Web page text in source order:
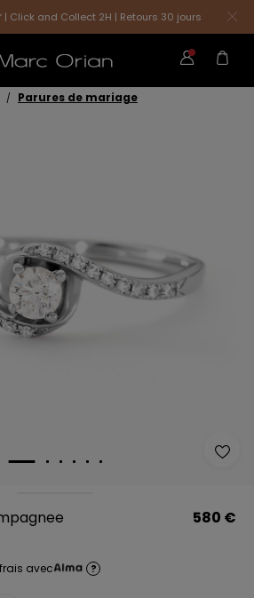
| Click and Collect 2H | Retours 30 jours
Parures de mariage
580 €
avec ?